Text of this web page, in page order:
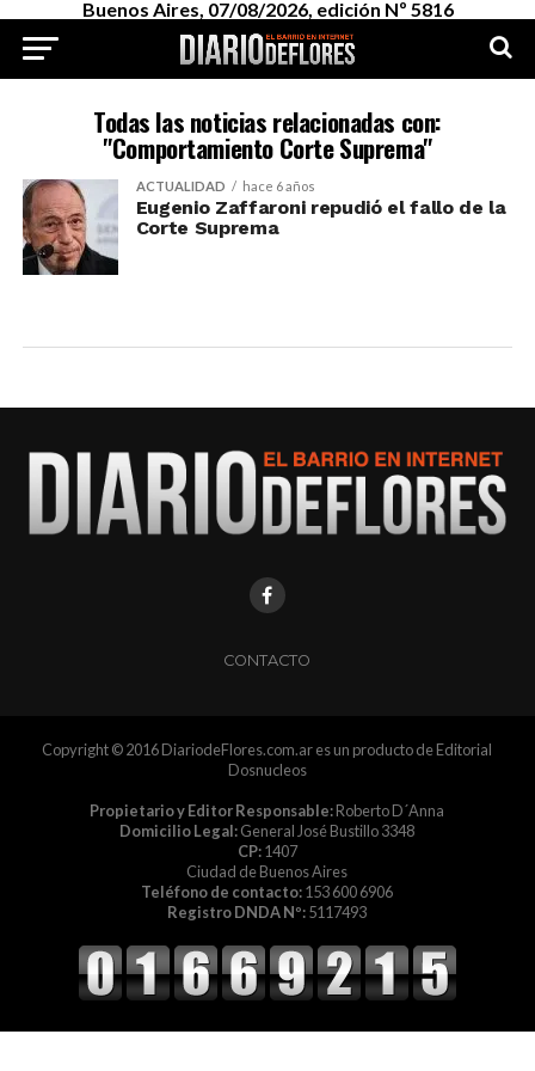
Buenos Aires, 07/08/2026, edición Nº 5816
Todas las noticias relacionadas con:
"Comportamiento Corte Suprema"
ACTUALIDAD hace 6 años
Eugenio Zaffaroni repudió el fallo de la
Corte Suprema
CONTACTO
Copyright © 2016 DiariodeFlores.com.ar es un producto de Editorial
Dosnucleos
Propietario y Editor Responsable:Roberto D´Anna
Domicilio Legal:General José Bustillo 3348
CP:1407
Ciudad de Buenos Aires
Teléfono de contacto:153 600 6906
Registro DNDA Nº:5117493